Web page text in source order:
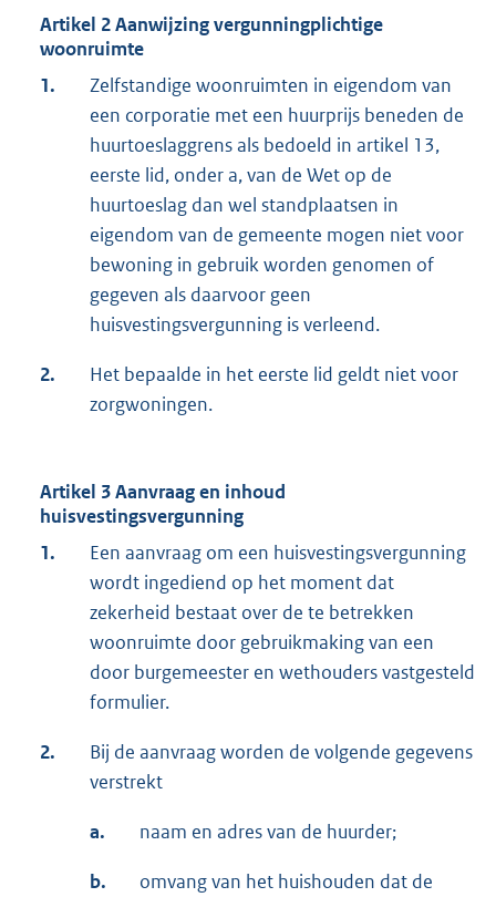
Artikel 2 Aanwijzing vergunningplichtige
woonruimte
1.
Zelfstandige woonruimten in eigendom van
een corporatie met een huurprijs beneden de
huurtoeslaggrens als bedoeld in artikel 13,
eerste lid, onder a, van de Wet op de
huurtoeslag dan wel standplaatsen in
eigendom van de gemeente mogen niet voor
bewoning in gebruik worden genomen of
gegeven als daarvoor geen
huisvestingsvergunning is verleend.
2.
Het bepaalde in het eerste lid geldt niet voor
zorgwoningen.
Artikel 3 Aanvraag en inhoud
huisvestingsvergunning
1.
Een aanvraag om een huisvestingsvergunning
wordt ingediend op het moment dat
zekerheid bestaat over de te betrekken
woonruimte door gebruikmaking van een
door burgemeester en wethouders vastgesteld
formulier.
2.
Bij de aanvraag worden de volgende gegevens
verstrekt
a. naam en adres van de huurder;
b.
omvang van het huishouden dat de